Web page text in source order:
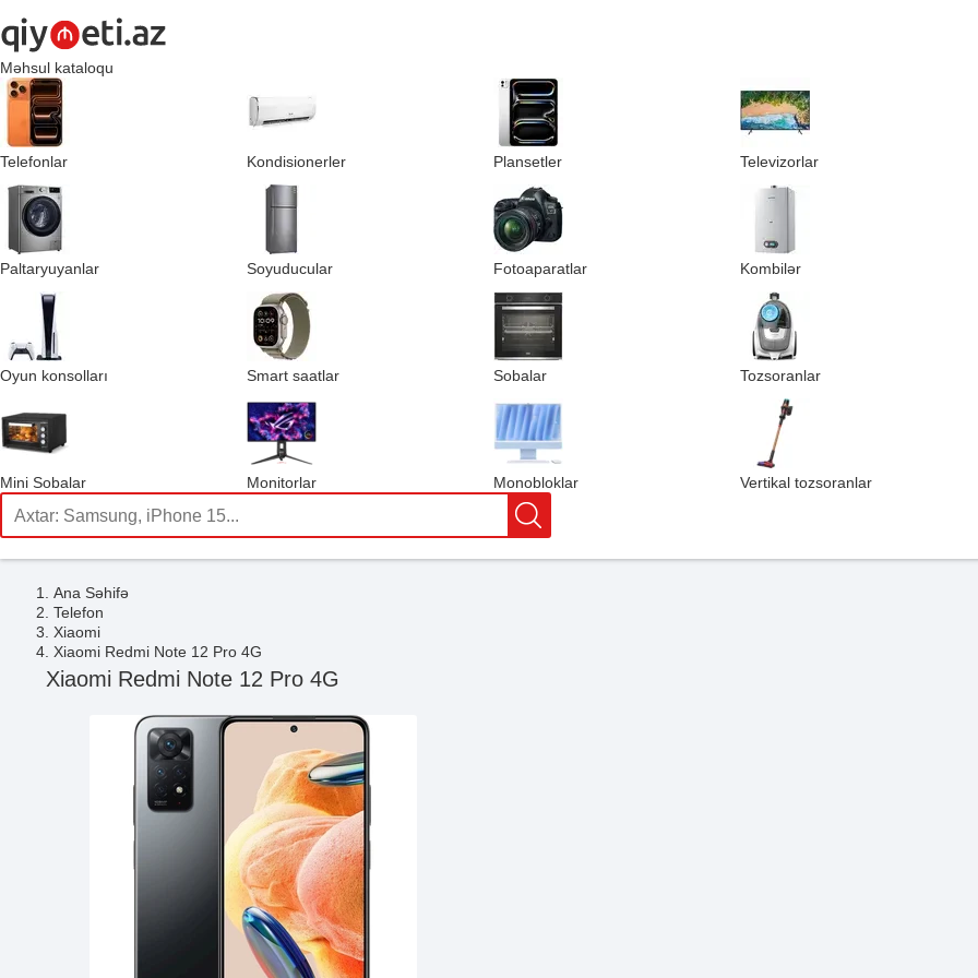
Məhsul kataloqu
Telefonlar Kondisionerler Plansetler Televizorlar
Paltaryuyanlar Soyuducular Fotoaparatlar Kombilər
Oyun konsolları Smart saatlar Sobalar Tozsoranlar
Mini Sobalar Monitorlar Monobloklar Vertikal tozsoranlar
Ana Səhifə
Telefon
Xiaomi
Xiaomi Redmi Note 12 Pro 4G
Xiaomi Redmi Note 12 Pro 4G